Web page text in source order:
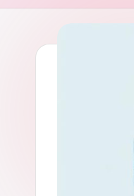
i-